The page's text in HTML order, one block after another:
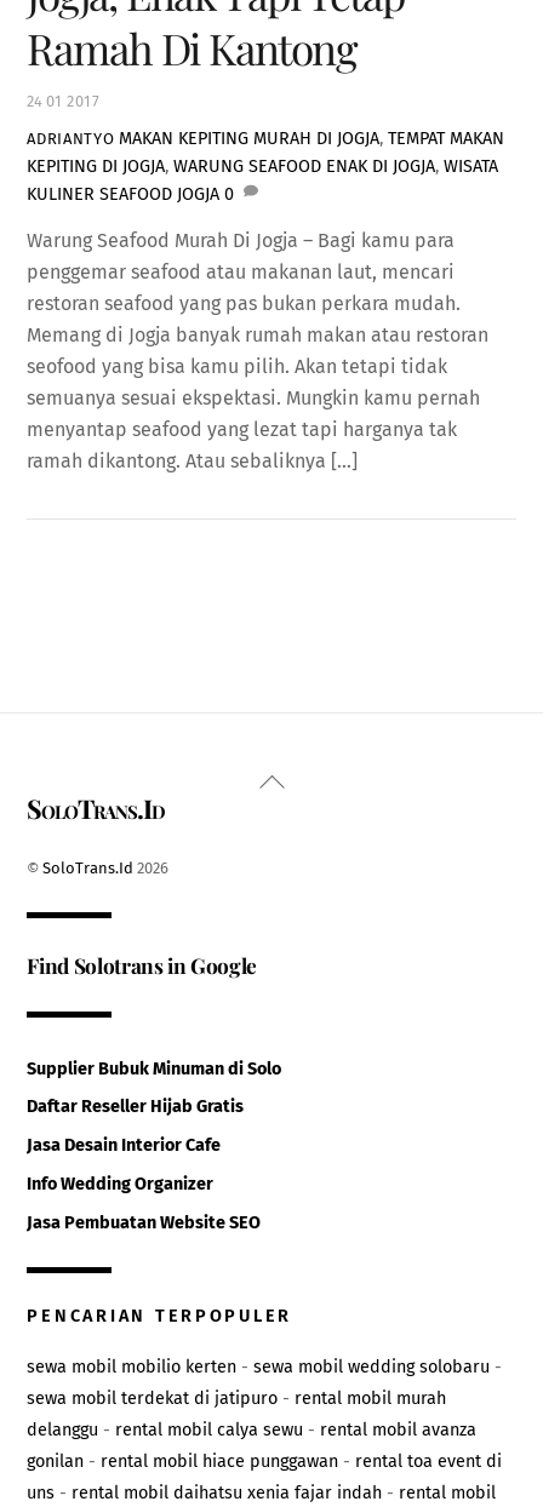
24 01 2017
Ramah Di Kantong
ADRIANTYO MAKAN KEPITING MURAH DI JOGJA,TEMPAT MAKAN
KEPITING DI JOGJA,WARUNG SEAFOOD ENAK DI JOGJA,WISATA
KULINER SEAFOOD JOGJA 0
Warung Seafood Murah Di Jogja – Bagi kamu para
penggemar seafood atau makanan laut, mencari
restoran seafood yang pas bukan perkara mudah.
Memang di Jogja banyak rumah makan atau restoran
seofood yang bisa kamu pilih. Akan tetapi tidak
semuanya sesuai ekspektasi. Mungkin kamu pernah
menyantap seafood yang lezat tapi harganya tak
ramah dikantong. Atau sebaliknya […]
Back
SoloTrans.Id
©SoloTrans.Id 2026
Find Solotrans in Google
Supplier Bubuk Minuman di Solo
Daftar Reseller Hijab Gratis
Jasa Desain Interior Cafe
Info Wedding Organizer
Jasa Pembuatan Website SEO
PENCARIAN TERPOPULER
sewa mobil mobilio kerten -sewa mobil wedding solobaru -
sewa mobil terdekat di jatipuro - rental mobil murah
delanggu - rental mobil calya sewu - rental mobil avanza
gonilan - rental mobil hiace punggawan - rental toa event di
uns - rental mobil daihatsu xenia fajar indah - rental mobil